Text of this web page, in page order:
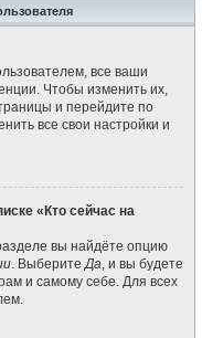
все ваши
Чтобы изменить их,
и перейдите по
все свои настройки и
«Кто сейчас на
вы найдёте опцию
. ВыберитеДа, и вы будете
и самому себе. Для всех